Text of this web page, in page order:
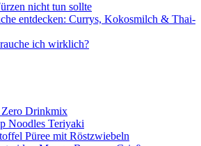
nicht tun sollte
entdecken: Currys, Kokosmilch & Thai-
ich wirklich?
Zero Drinkmix
Noodles Teriyaki
Püree mit Röstzwiebeln